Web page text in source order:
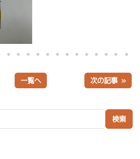
一覧へ 次の記事 »